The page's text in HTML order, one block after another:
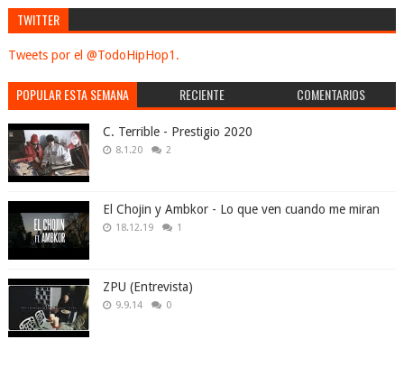
TWITTER
Tweets por el @TodoHipHop1.
POPULAR ESTA SEMANA RECIENTE COMENTARIOS
C. Terrible - Prestigio 2020
8.1.20 2
El Chojin y Ambkor - Lo que ven cuando me miran
18.12.19 1
ZPU (Entrevista)
9.9.14 0